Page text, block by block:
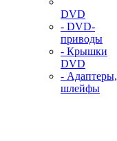
DVD
- DVD-
приводы
- Крышки
DVD
- Адаптеры,
шлейфы